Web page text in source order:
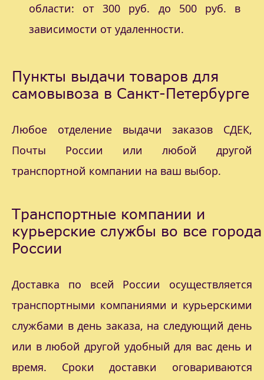
области: от 300 руб. до 500 руб. в
зависимости от удаленности.
Пункты выдачи товаров для
самовывоза в Санкт-Петербурге
Любое отделение выдачи заказов СДЕК,
Почты России или любой другой
транспортной компании на ваш выбор.
Транспортные компании и
курьерские службы во все города
России
Доставка по всей России осуществляется
транспортными компаниями и курьерскими
службами в день заказа, на следующий день
или в любой другой удобный для вас день и
время. Сроки доставки оговариваются